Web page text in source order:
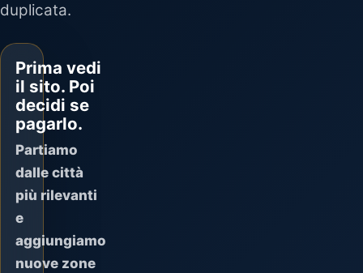
duplicata.
Prima vedi
il sito. Poi
decidi se
pagarlo.
Partiamo
dalle città
più rilevanti
e
aggiungiamo
nuove zone